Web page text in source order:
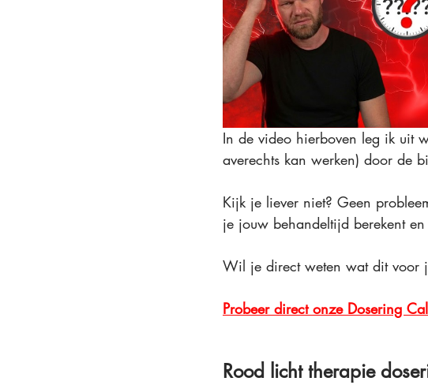
In de video hierboven leg ik uit
averechts kan werken) door de
Kijk je liever niet? Geen
je jouw behandeltijd berekent
Wil je direct weten wat dit voor
Probeer direct onze Dosering
Rood licht therapie